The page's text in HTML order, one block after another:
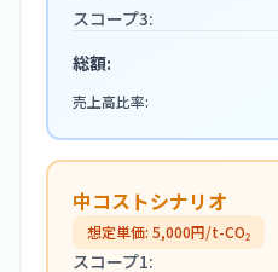
スコープ3:
総額:
売上高比率:
中コストシナリオ
想定単価: 5,000円/t-CO₂
スコープ1: